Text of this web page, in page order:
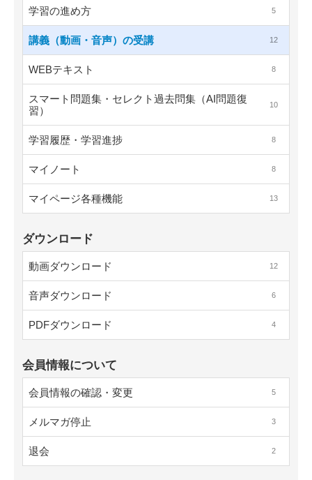
学習の進め方 5
講義（動画・音声）の受講 12
WEBテキスト 8
スマート問題集・セレクト過去問集（AI問題復
習）
10
学習履歴・学習進捗 8
マイノート 8
マイページ各種機能 13
ダウンロード
動画ダウンロード 12
音声ダウンロード 6
PDFダウンロード 4
会員情報について
会員情報の確認・変更 5
メルマガ停止 3
退会 2